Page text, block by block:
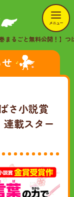
メニュー
巻まるごと無料公開！】
さ小説賞
連載スター